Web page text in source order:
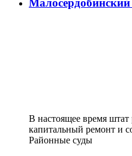
В настоящее время штат
капитальный ремонт и
Районные суды